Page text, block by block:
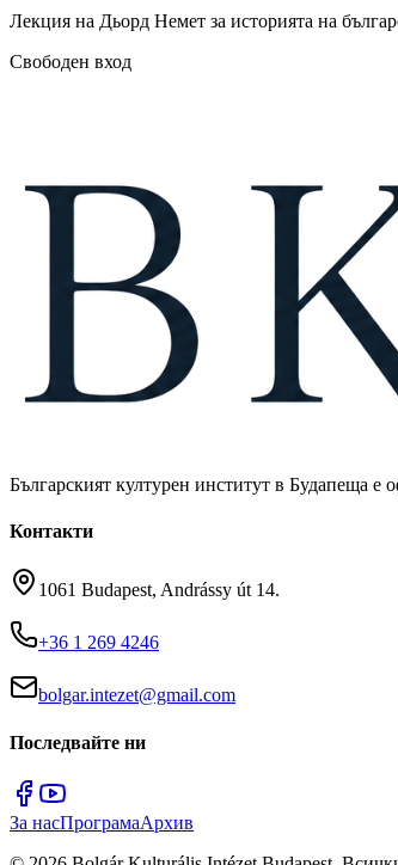
Лекция на Дьорд Немет за историята на
Свободен вход
Българският културен институт в Будапеща е
Контакти
1061 Budapest, Andrássy út 14.
+36 1 269 4246
bolgar.intezet@gmail.com
Последвайте ни
За насПрограмаАрхив